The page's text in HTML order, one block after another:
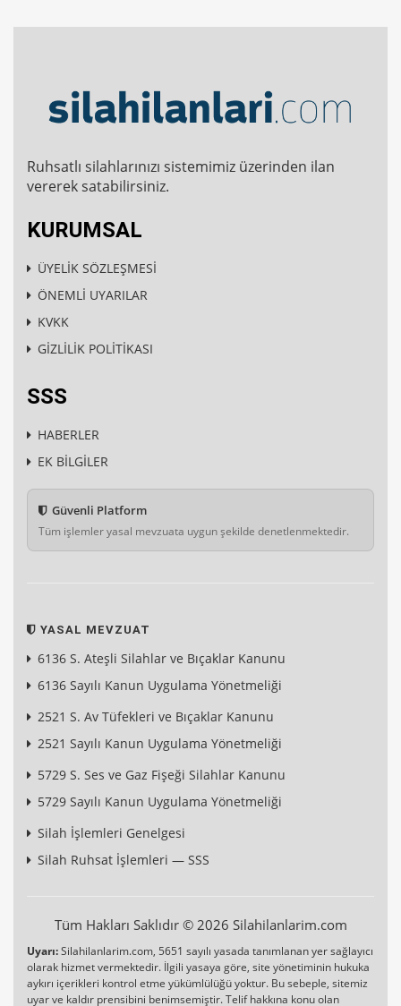
Ruhsatlı silahlarınızı sistemimiz üzerinden ilan
vererek satabilirsiniz.
KURUMSAL
ÜYELİK SÖZLEŞMESİ
ÖNEMLİ UYARILAR
KVKK
GİZLİLİK POLİTİKASI
SSS
HABERLER
EK BİLGİLER
Güvenli Platform
Tüm işlemler yasal mevzuata uygun şekilde denetlenmektedir.
YASAL MEVZUAT
6136 S. Ateşli Silahlar ve Bıçaklar Kanunu
6136 Sayılı Kanun Uygulama Yönetmeliği
2521 S. Av Tüfekleri ve Bıçaklar Kanunu
2521 Sayılı Kanun Uygulama Yönetmeliği
5729 S. Ses ve Gaz Fişeği Silahlar Kanunu
5729 Sayılı Kanun Uygulama Yönetmeliği
Silah İşlemleri Genelgesi
Silah Ruhsat İşlemleri — SSS
Tüm Hakları Saklıdır © 2026 Silahilanlarim.com
Uyarı:Silahilanlarim.com, 5651 sayılı yasada tanımlanan yer sağlayıcı
olarak hizmet vermektedir. İlgili yasaya göre, site yönetiminin hukuka
aykırı içerikleri kontrol etme yükümlülüğü yoktur. Bu sebeple, sitemiz
uyar ve kaldır prensibini benimsemiştir. Telif hakkına konu olan